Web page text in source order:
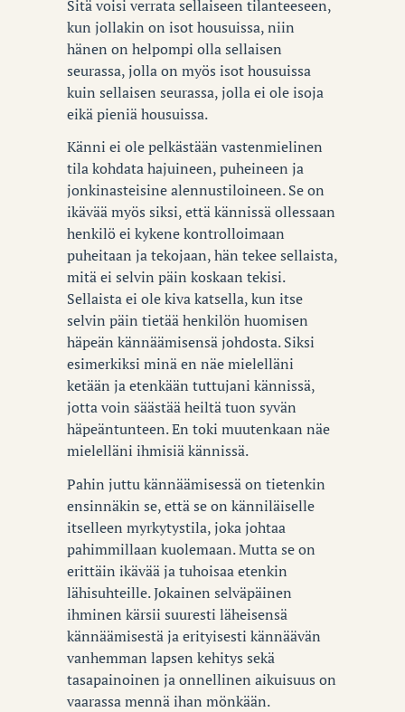
Sitä voisi verrata sellaiseen tilanteeseen,
kun jollakin on isot housuissa, niin
hänen on helpompi olla sellaisen
seurassa, jolla on myös isot housuissa
kuin sellaisen seurassa, jolla ei ole isoja
eikä pieniä housuissa.
Känni ei ole pelkästään vastenmielinen
tila kohdata hajuineen, puheineen ja
jonkinasteisine alennustiloineen. Se on
ikävää myös siksi, että kännissä ollessaan
henkilö ei kykene kontrolloimaan
puheitaan ja tekojaan, hän tekee sellaista,
mitä ei selvin päin koskaan tekisi.
Sellaista ei ole kiva katsella, kun itse
selvin päin tietää henkilön huomisen
häpeän kännäämisensä johdosta. Siksi
esimerkiksi minä en näe mielelläni
ketään ja etenkään tuttujani kännissä,
jotta voin säästää heiltä tuon syvän
häpeäntunteen. En toki muutenkaan näe
mielelläni ihmisiä kännissä.
Pahin juttu kännäämisessä on tietenkin
ensinnäkin se, että se on känniläiselle
itselleen myrkytystila, joka johtaa
pahimmillaan kuolemaan. Mutta se on
erittäin ikävää ja tuhoisaa etenkin
lähisuhteille. Jokainen selväpäinen
ihminen kärsii suuresti läheisensä
kännäämisestä ja erityisesti kännäävän
vanhemman lapsen kehitys sekä
tasapainoinen ja onnellinen aikuisuus on
vaarassa mennä ihan mönkään.